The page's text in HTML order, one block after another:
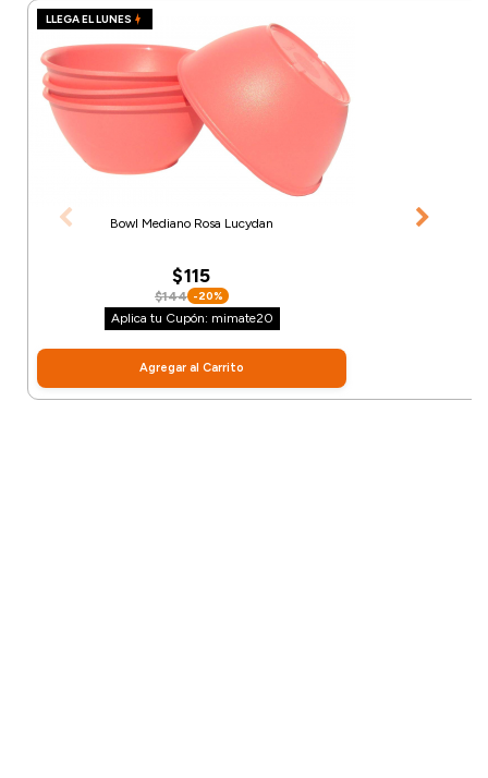
LLEGA EL LUNES
Bowl Mediano Rosa Lucydan
$115
$144 -20%
Aplica tu Cupón: mimate20
Agregar al Carrito